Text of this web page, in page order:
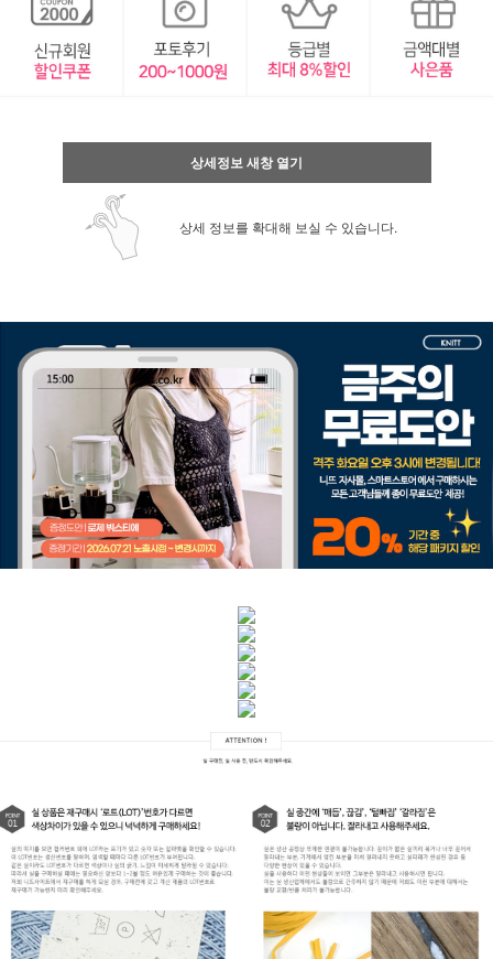
상세정보 새창 열기
상세 정보를 확대해 보실 수 있습니다.